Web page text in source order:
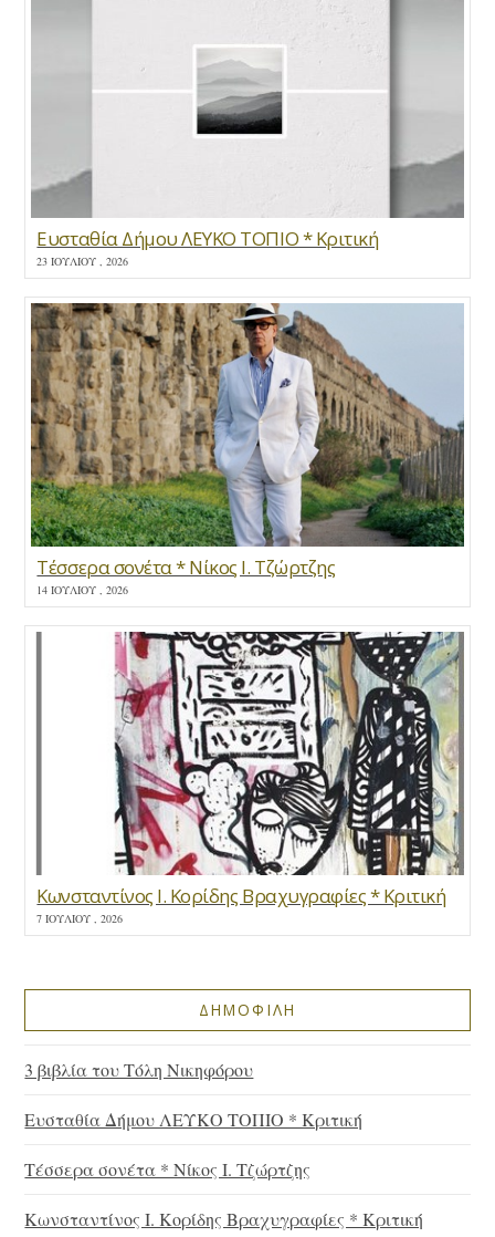
Ευσταθία Δήμου ΛΕΥΚΟ ΤΟΠΙΟ * Κριτική
23 ΙΟΥΛΊΟΥ , 2026
Τέσσερα σονέτα * Νίκος Ι. Τζώρτζης
14 ΙΟΥΛΊΟΥ , 2026
Κωνσταντίνος Ι. Κορίδης Βραχυγραφίες * Κριτική
7 ΙΟΥΛΊΟΥ , 2026
ΔΗΜΟΦΙΛΗ
3 βιβλία του Τόλη Νικηφόρου
Ευσταθία Δήμου ΛΕΥΚΟ ΤΟΠΙΟ * Κριτική
Τέσσερα σονέτα * Νίκος Ι. Τζώρτζης
Κωνσταντίνος Ι. Κορίδης Βραχυγραφίες * Κριτική